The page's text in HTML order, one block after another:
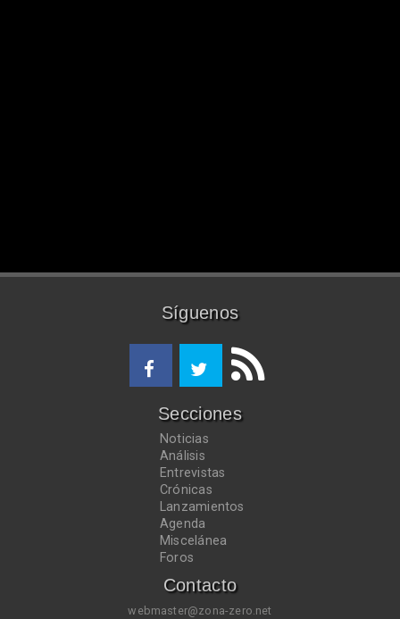
Síguenos
Secciones
Noticias
Análisis
Entrevistas
Crónicas
Lanzamientos
Agenda
Miscelánea
Foros
Contacto
webmaster@zona-zero.net